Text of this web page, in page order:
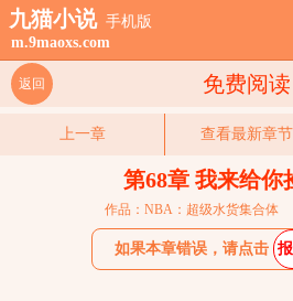
九猫小说 手机版
m.9maoxs.com
免费阅读
返回
上一章 查看最新章节
第68章 我来给你
作品：NBA：超级水货集合体
如果本章错误，请点击